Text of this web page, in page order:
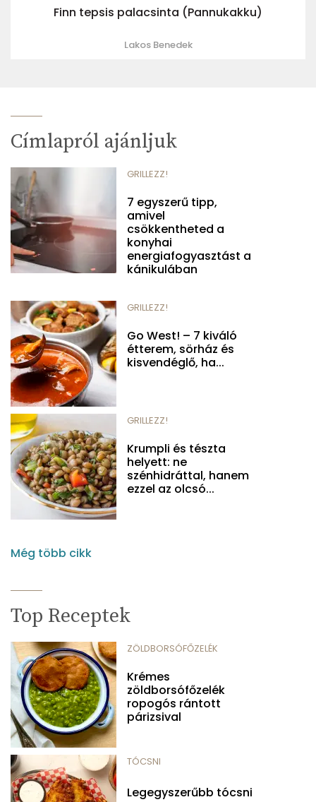
Finn tepsis palacsinta (Pannukakku)
Lakos Benedek
Címlapról ajánljuk
GRILLEZZ!
7 egyszerű tipp,
amivel
csökkentheted a
konyhai
energiafogyasztást a
kánikulában
GRILLEZZ!
Go West! – 7 kiváló
étterem, sörház és
kisvendéglő, ha...
GRILLEZZ!
Krumpli és tészta
helyett: ne
szénhidráttal, hanem
ezzel az olcsó...
Még több cikk
Top Receptek
ZÖLDBORSÓFŐZELÉK
Krémes
zöldborsófőzelék
ropogós rántott
párizsival
TÓCSNI
Legegyszerűbb tócsni